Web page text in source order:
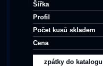
Šířka
Profil
Počet kusů skladem
Cena
zpátky do katalogu